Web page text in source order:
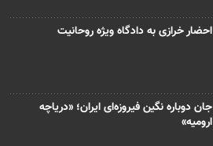
احضار خرازی به دادگاه ویژه روحانیت
جان دوباره نگین فیروزه‌ای ایران؛ «دریاچه
ارومیه»